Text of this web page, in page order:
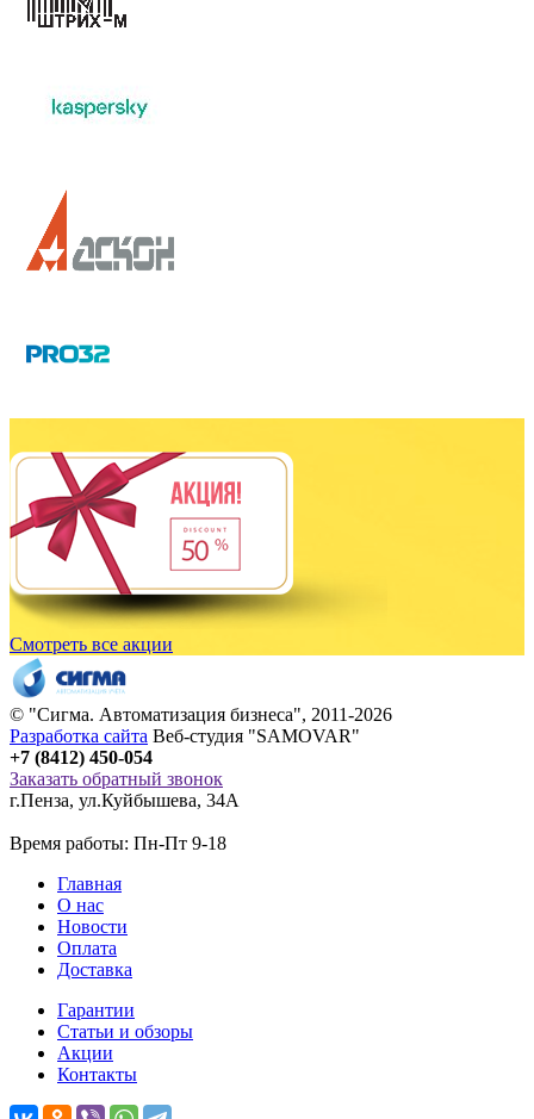
Смотреть все акции
© "Сигма. Автоматизация бизнеса", 2011-2026
Разработка сайта Веб-студия "SAMOVAR"
+7 (8412) 450-054
Заказать обратный звонок
г.Пенза, ул.Куйбышева, 34А
Время работы: Пн-Пт 9-18
Главная
О нас
Новости
Оплата
Доставка
Гарантии
Статьи и обзоры
Акции
Контакты